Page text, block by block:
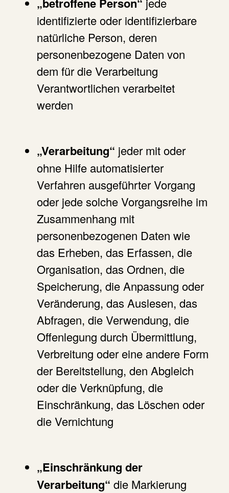
identifizierte oder identifizierbare
natürliche Person, deren
personenbezogene Daten von
dem für die Verarbeitung
Verantwortlichen verarbeitet
werden
„Verarbeitung“ jeder mit oder
ohne Hilfe automatisierter
Verfahren ausgeführter Vorgang
oder jede solche Vorgangsreihe im
Zusammenhang mit
personenbezogenen Daten wie
das Erheben, das Erfassen, die
Organisation, das Ordnen, die
Speicherung, die Anpassung oder
Veränderung, das Auslesen, das
Abfragen, die Verwendung, die
Offenlegung durch Übermittlung,
Verbreitung oder eine andere Form
der Bereitstellung, den Abgleich
oder die Verknüpfung, die
Einschränkung, das Löschen oder
die Vernichtung
„Einschränkung der
Verarbeitung“ die Markierung